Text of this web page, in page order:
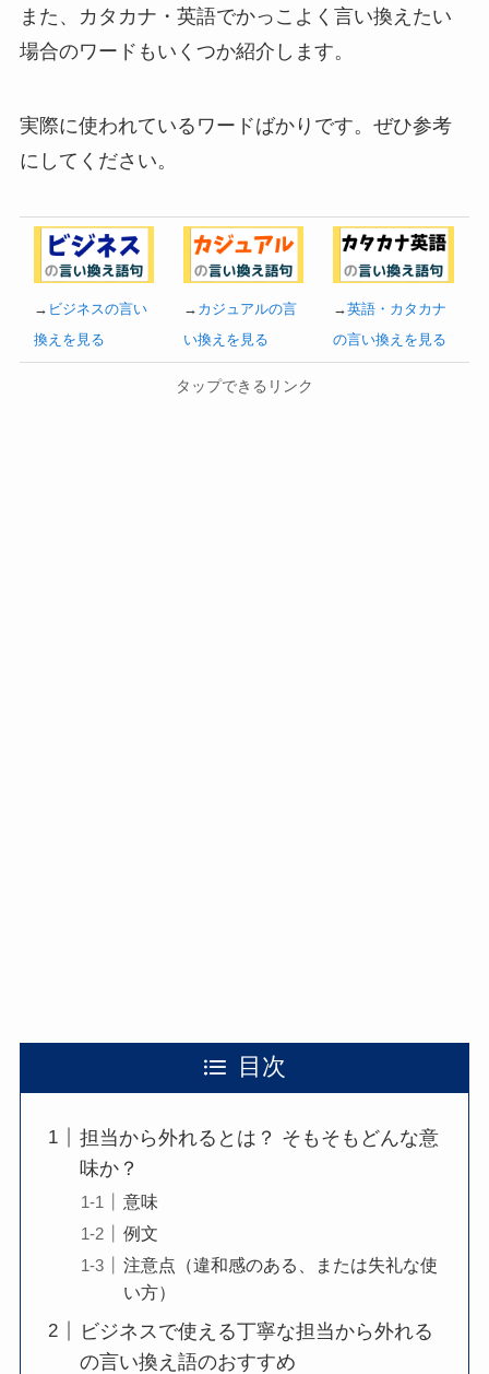
また、カタカナ・英語でかっこよく言い換えたい
場合のワードもいくつか紹介します。
実際に使われているワードばかりです。ぜひ参考
にしてください。
→ ビジネスの言い
換えを見る
→ カジュアルの言
い換えを見る
→英語・カタカナ
の言い換えを見る
タップできるリンク
目次
担当から外れるとは？ そもそもどんな意
味か？
意味
例文
注意点（違和感のある、または失礼な使
い方）
ビジネスで使える丁寧な担当から外れる
の言い換え語のおすすめ